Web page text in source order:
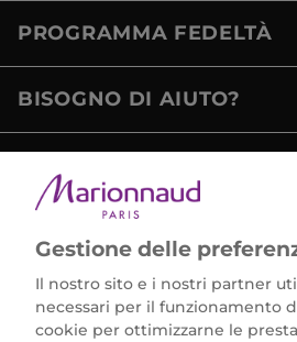
PROGRAMMA FEDELTÀ
BISOGNO DI AIUTO?
Gestione delle
Il nostro sito e i nostri partner
necessari per il funzionamento
cookie per ottimizzarne le